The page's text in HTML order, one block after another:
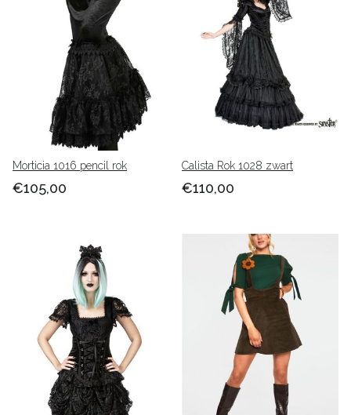
Morticia 1016 pencil rok
€105,00
Calista Rok 1028 zwart
€110,00